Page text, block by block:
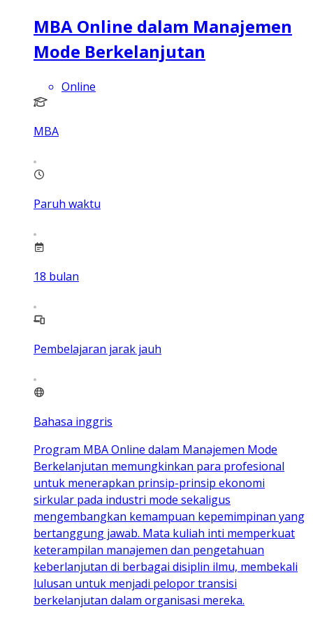
MBA Online dalam Manajemen
Mode Berkelanjutan
Online
MBA
Paruh waktu
18 bulan
Pembelajaran jarak jauh
Bahasa inggris
Program MBA Online dalam Manajemen Mode
Berkelanjutan memungkinkan para profesional
untuk menerapkan prinsip-prinsip ekonomi
sirkular pada industri mode sekaligus
mengembangkan kemampuan kepemimpinan yang
bertanggung jawab. Mata kuliah inti memperkuat
keterampilan manajemen dan pengetahuan
keberlanjutan di berbagai disiplin ilmu, membekali
lulusan untuk menjadi pelopor transisi
berkelanjutan dalam organisasi mereka.